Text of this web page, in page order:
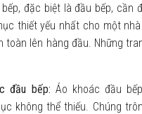
đặc biệt là đầu bếp, cần
thiết yếu nhất cho một
toàn lên hàng đầu. Những
đầu bếp: Áo khoác đầu
không thể thiếu. Chúng